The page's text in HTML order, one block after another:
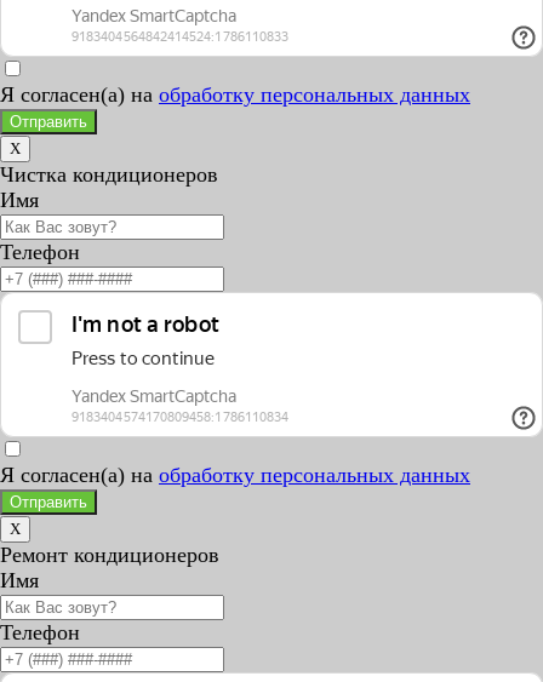
Я согласен(а) на обработку персональных данных
Отправить
X
Чистка кондиционеров
Имя
Телефон
Я согласен(а) на обработку персональных данных
Отправить
X
Ремонт кондиционеров
Имя
Телефон